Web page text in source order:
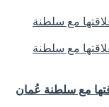
مع سلطنة عُمان